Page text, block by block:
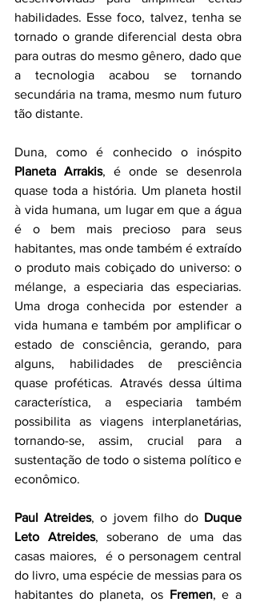
habilidades. Esse foco, talvez, tenha se
tornado o grande diferencial desta obra
para outras do mesmo gênero, dado que
a tecnologia acabou se tornando
secundária na trama, mesmo num futuro
tão distante.
Planeta Arrakis, é onde se desenrola
quase toda a história. Um planeta hostil
à vida humana, um lugar em que a água
é o bem mais precioso para seus
habitantes, mas onde também é extraído
o produto mais cobiçado do universo: o
mélange, a especiaria das especiarias.
Uma droga conhecida por estender a
vida humana e também por amplificar o
estado de consciência, gerando, para
alguns, habilidades de presciência
quase proféticas. Através dessa última
característica, a especiaria também
possibilita as viagens interplanetárias,
tornando-se, assim, crucial para a
sustentação de todo o sistema político e
econômico.
Paul Atreides, o jovem filho do Duque
Leto Atreides, soberano de uma das
casas maiores,  é o personagem central
do livro, uma espécie de messias para os
habitantes do planeta, os Fremen, e a